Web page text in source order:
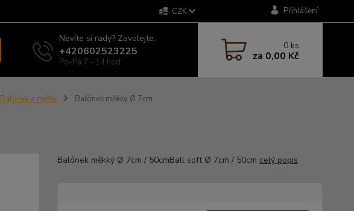
CZK Přihlášení
Nevíte si rady? Zavolejte.
+420602523225
Po-Pá 7 - 14 hod.
0 ks
za 0,00 Kč
Balónky a míčky Balónek měkký Ø 7cm
Balónek měkký Ø 7cm / 50cmBall soft Ø 7cm / 50cm celý popis